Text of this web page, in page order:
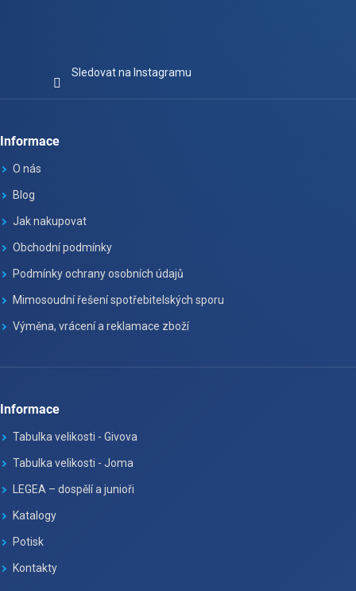
Sledovat na Instagramu
Informace
O nás
Blog
Jak nakupovat
Obchodní podmínky
Podmínky ochrany osobních údajů
Mimosoudní řešení spotřebitelských sporu
Výměna, vrácení a reklamace zboží
Informace
Tabulka velikosti - Givova
Tabulka velikosti - Joma
LEGEA – dospělí a junioři
Katalogy
Potisk
Kontakty